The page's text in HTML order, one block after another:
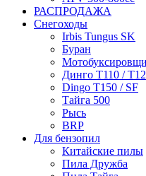
РАСПРОДАЖА
Снегоходы
Irbis Tungus SK
Буран
Динго T110 /
Dingo T150 / SF
Тайга 500
Рысь
BRP
Для бензопил
Китайские пилы
Пила Дружба